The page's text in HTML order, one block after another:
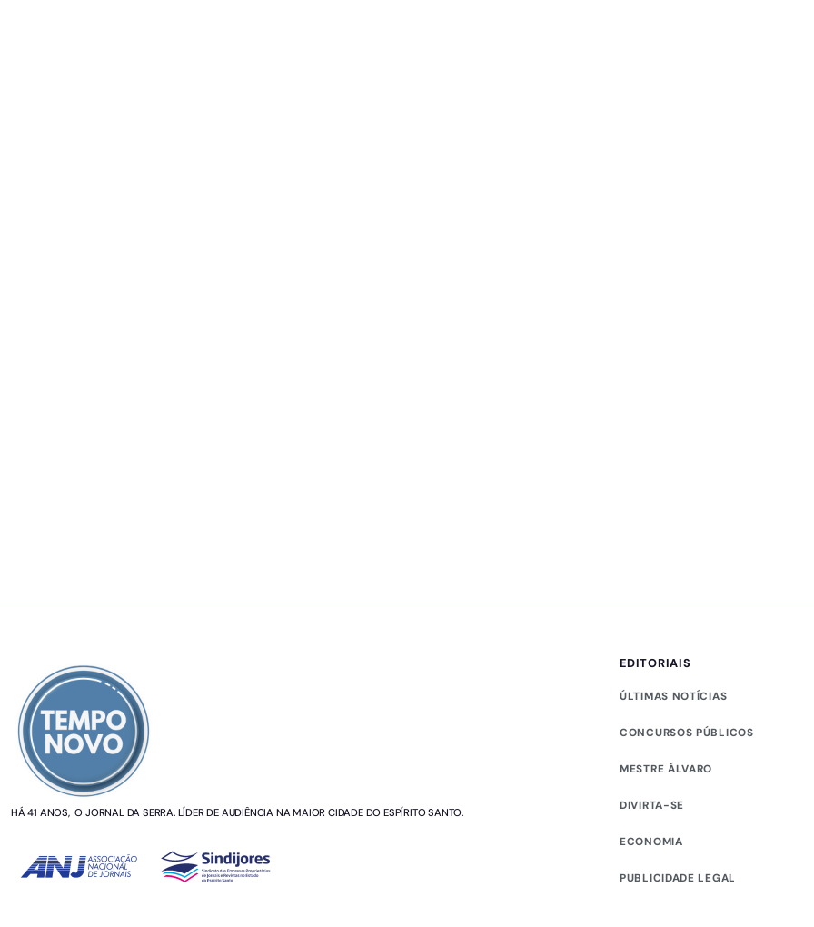
HÁ 41 ANOS, O JORNAL DA SERRA. LÍDER DE AUDIÊNCIA NA MAIOR CIDADE DO ESPÍRITO SANTO.
EDITORIAIS
ÚLTIMAS NOTÍCIAS
CONCURSOS PÚBLICOS
MESTRE ÁLVARO
DIVIRTA-SE
ECONOMIA
PUBLICIDADE LEGAL